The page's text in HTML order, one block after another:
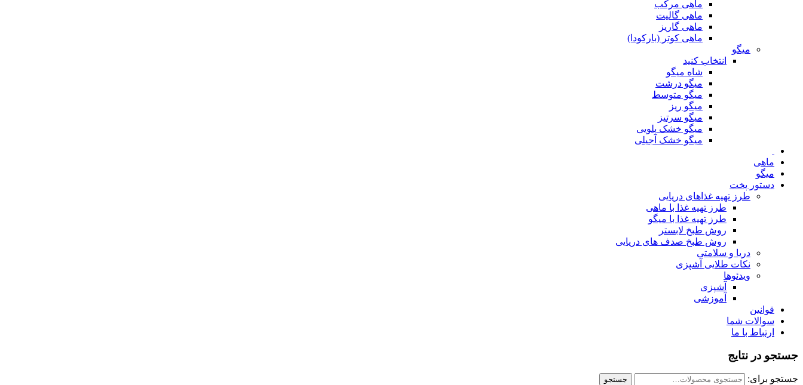
ماهی مرکب
ماهی گالیت
ماهی گاریز
ماهی کوتر (بارکودا)
میگو
انتخاب کنید
شاه میگو
میگو درشت
میگو متوسط
میگو ریز
میگو سرتیز
میگو خشک پلویی
میگو خشک آجیلی
ماهی
میگو
دستور پخت
طرز تهیه غذاهای دریایی
طرز تهیه غذا با ماهی
طرز تهیه غذا با میگو
روش طبخ لابستر
روش طبخ صدف های دریایی
دریا و سلامتی
نکات طلایی آشپزی
ویدئوها
آشپزی
آموزشی
قوانین
سوالات شما
ارتباط با ما
جستجو در نتایج
جستجو برای: جستجو